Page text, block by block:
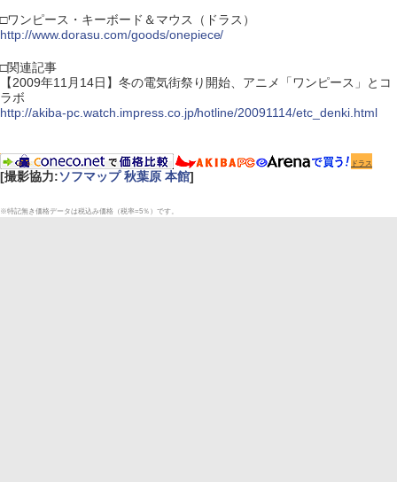
□ワンピース・キーボード＆マウス（ドラス）
http://www.dorasu.com/goods/onepiece/
□関連記事
【2009年11月14日】冬の電気街祭り開始、アニメ「ワンピース」とコ
ラボ
http://akiba-pc.watch.impress.co.jp/hotline/20091114/etc_denki.html
ドラス
[撮影協力:ソフマップ 秋葉原 本館]
※特記無き価格データは税込み価格（税率=5％）です。